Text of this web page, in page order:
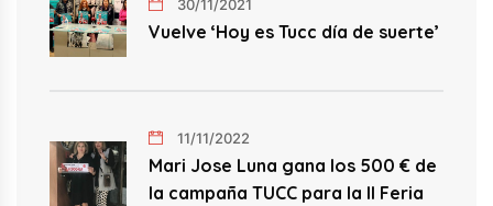
30/11/2021
Vuelve ‘Hoy es Tucc día de suerte’
11/11/2022
Mari Jose Luna gana los 500 € de
la campaña TUCC para la II Feria